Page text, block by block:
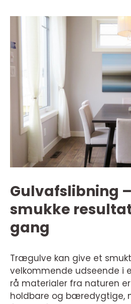
Gulvafslibning
smukke
gang
Trægulve kan give et
velkommende udseende i
rå materialer fra naturen
holdbare og bæredygtige,